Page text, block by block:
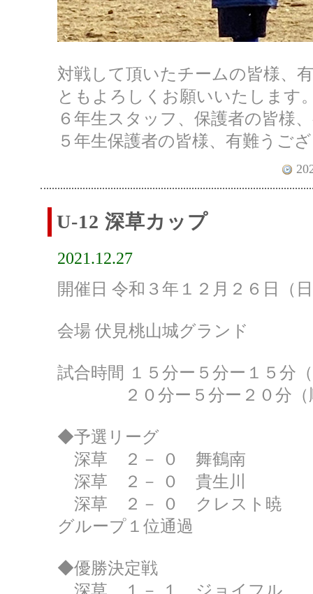
対戦して頂いたチームの皆様、
ともよろしくお願いいたします
６年生スタッフ、保護者の皆様
５年生保護者の皆様、有難うご
U-12 深草カップ
2021.12.27
開催日 令和３年１２月２６日（
会場 伏見桃山城グランド
試合時間 １５分ー５分ー１５分
２０分ー５分ー２０分（
◆予選リーグ
深草 ２－ ０ 舞鶴南
深草 ２－ ０ 貴生川
深草 ２－ ０ クレスト暁
グループ１位通過
◆優勝決定戦